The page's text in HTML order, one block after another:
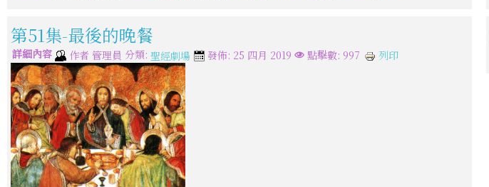
第51集-最後的晚餐
詳細內容 作者 管理員 分類: 聖經劇場 發佈: 25 四月 2019 點擊數: 997 列印